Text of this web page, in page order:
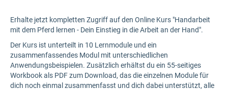
Erhalte jetzt kompletten Zugriff auf den Online Kurs "Handarbeit
mit dem Pferd lernen - Dein Einstieg in die Arbeit an der Hand".
Der Kurs ist unterteilt in 10 Lernmodule und ein
zusammenfassendes Modul mit unterschiedlichen
Anwendungsbeispielen. Zusätzlich erhältst du ein 55-seitiges
Workbook als PDF zum Download, das die einzelnen Module für
dich noch einmal zusammenfasst und dich dabei unterstützt, alle